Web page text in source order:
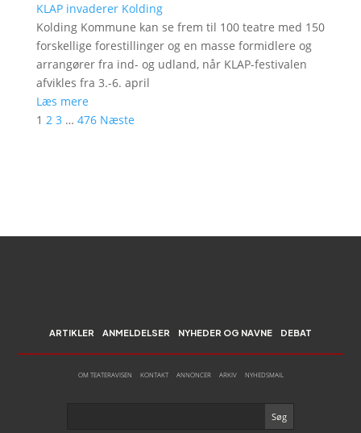
KLAP invaderer Kolding
Kolding Kommune kan se frem til 100 teatre med 150
forskellige forestillinger og en masse formidlere og
arrangører fra ind- og udland, når KLAP-festivalen
afvikles fra 3.-6. april
Læs mere
1 2 3 … 476 Næste
ARTIKLER ANMELDELSER NYHEDER OG NAVNE DEBAT
OM TEATERAVISEN KONTAKT ANNONCER ARKIV NYHEDSMAIL